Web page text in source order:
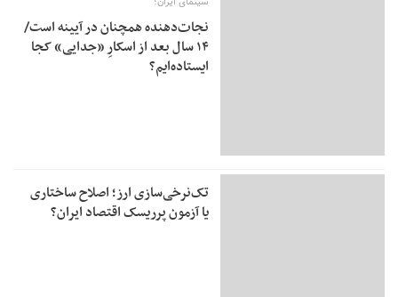
نجات‌دهنده‌ همچنان در آیینه است/
۱۴ سال بعد از اسکارِ «جدایی» کجا
ایستاده‌ایم؟
تک‌نرخی‌سازی ارز؛ اصلاح ساختاری
یا آزمون پرریسک اقتصاد ایران؟